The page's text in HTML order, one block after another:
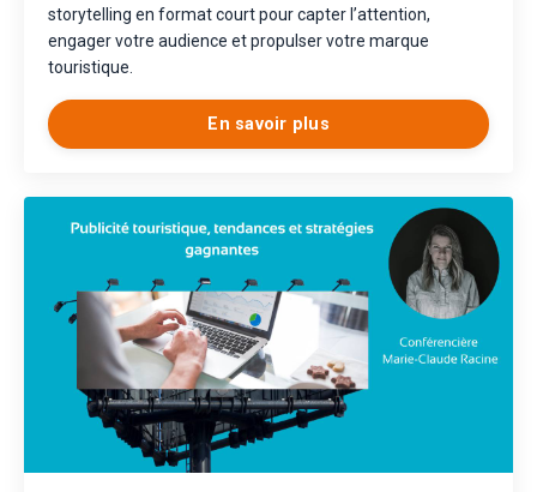
storytelling en format court pour capter l’attention,
engager votre audience et propulser votre marque
touristique.
En savoir plus